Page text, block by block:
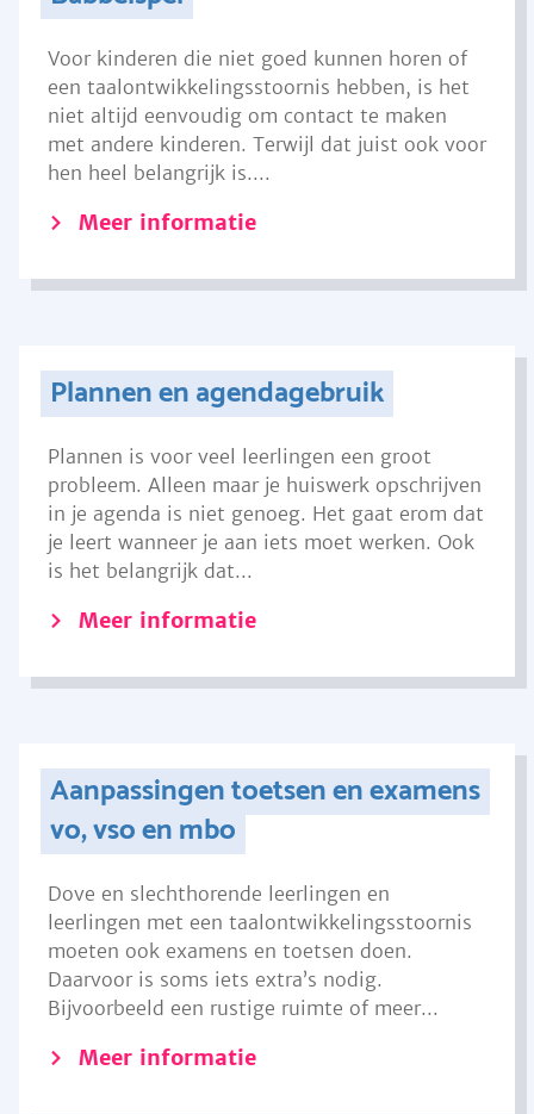
Voor kinderen die niet goed kunnen horen of
een taalontwikkelingsstoornis hebben, is het
niet altijd eenvoudig om contact te maken
met andere kinderen. Terwijl dat juist ook voor
hen heel belangrijk is....
Meer informatie
Plannen en agendagebruik
Plannen is voor veel leerlingen een groot
probleem. Alleen maar je huiswerk opschrijven
in je agenda is niet genoeg. Het gaat erom dat
je leert wanneer je aan iets moet werken. Ook
is het belangrijk dat...
Meer informatie
Aanpassingen toetsen en examens
vo, vso en mbo
Dove en slechthorende leerlingen en
leerlingen met een taalontwikkelingsstoornis
moeten ook examens en toetsen doen.
Daarvoor is soms iets extra’s nodig.
Bijvoorbeeld een rustige ruimte of meer...
Meer informatie